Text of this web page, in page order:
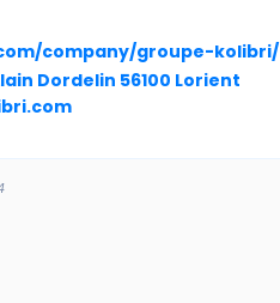
company/groupe-kolibri/
Dordelin 56100 Lorient